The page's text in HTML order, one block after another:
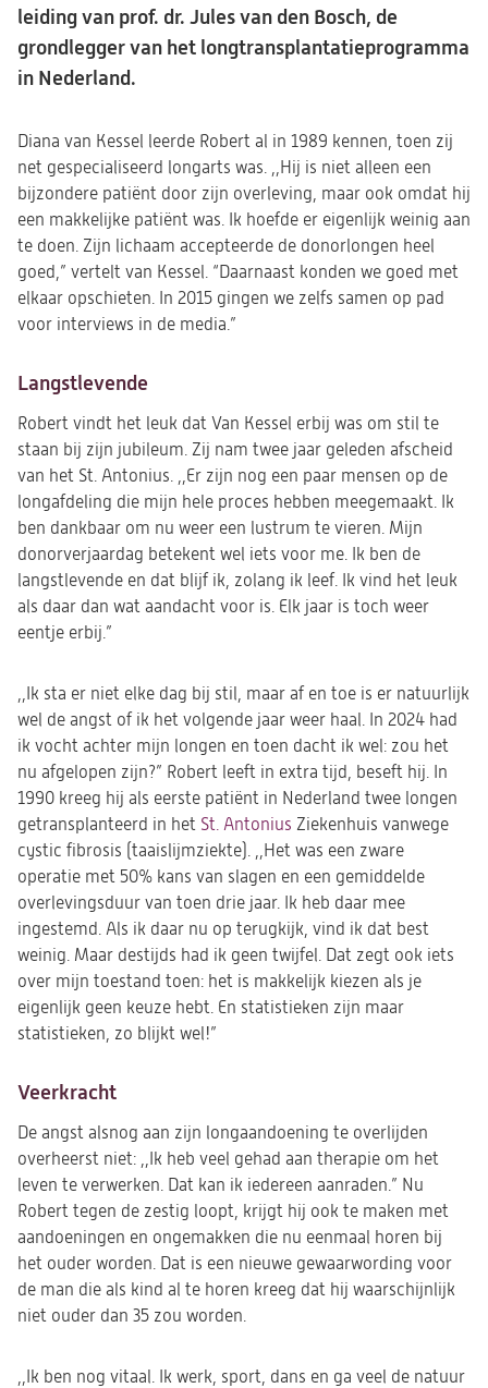
leiding van prof. dr. Jules van den Bosch, de
grondlegger van het longtransplantatieprogramma
in Nederland.
Diana van Kessel leerde Robert al in 1989 kennen, toen zij
net gespecialiseerd longarts was. ,,Hij is niet alleen een
bijzondere patiënt door zijn overleving, maar ook omdat hij
een makkelijke patiënt was. Ik hoefde er eigenlijk weinig aan
te doen. Zijn lichaam accepteerde de donorlongen heel
goed,” vertelt van Kessel. “Daarnaast konden we goed met
elkaar opschieten. In 2015 gingen we zelfs samen op pad
voor interviews in de media.”
Langstlevende
Robert vindt het leuk dat Van Kessel erbij was om stil te
staan bij zijn jubileum. Zij nam twee jaar geleden afscheid
van het St. Antonius. ,,Er zijn nog een paar mensen op de
longafdeling die mijn hele proces hebben meegemaakt. Ik
ben dankbaar om nu weer een lustrum te vieren. Mijn
donorverjaardag betekent wel iets voor me. Ik ben de
langstlevende en dat blijf ik, zolang ik leef. Ik vind het leuk
als daar dan wat aandacht voor is. Elk jaar is toch weer
eentje erbij.”
,,Ik sta er niet elke dag bij stil, maar af en toe is er natuurlijk
wel de angst of ik het volgende jaar weer haal. In 2024 had
ik vocht achter mijn longen en toen dacht ik wel: zou het
nu afgelopen zijn?” Robert leeft in extra tijd, beseft hij. In
1990 kreeg hij als eerste patiënt in Nederland twee longen
getransplanteerd in het St. Antonius Ziekenhuis vanwege
cystic fibrosis (taaislijmziekte). ,,Het was een zware
operatie met 50% kans van slagen en een gemiddelde
overlevingsduur van toen drie jaar. Ik heb daar mee
ingestemd. Als ik daar nu op terugkijk, vind ik dat best
weinig. Maar destijds had ik geen twijfel. Dat zegt ook iets
over mijn toestand toen: het is makkelijk kiezen als je
eigenlijk geen keuze hebt. En statistieken zijn maar
statistieken, zo blijkt wel!”
Veerkracht
De angst alsnog aan zijn longaandoening te overlijden
overheerst niet: ,,Ik heb veel gehad aan therapie om het
leven te verwerken. Dat kan ik iedereen aanraden.” Nu
Robert tegen de zestig loopt, krijgt hij ook te maken met
aandoeningen en ongemakken die nu eenmaal horen bij
het ouder worden. Dat is een nieuwe gewaarwording voor
de man die als kind al te horen kreeg dat hij waarschijnlijk
niet ouder dan 35 zou worden.
,,Ik ben nog vitaal. Ik werk, sport, dans en ga veel de natuur